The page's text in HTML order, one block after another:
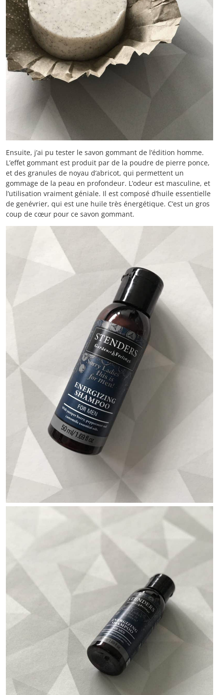
Ensuite, j’ai pu tester le savon gommant de l’édition homme.
L’effet gommant est produit par de la poudre de pierre ponce,
et des granules de noyau d’abricot, qui permettent un
gommage de la peau en profondeur. L’odeur est masculine, et
l’utilisation vraiment géniale. Il est composé d’huile essentielle
de genévrier, qui est une huile très énergétique. C’est un gros
coup de cœur pour ce savon gommant.